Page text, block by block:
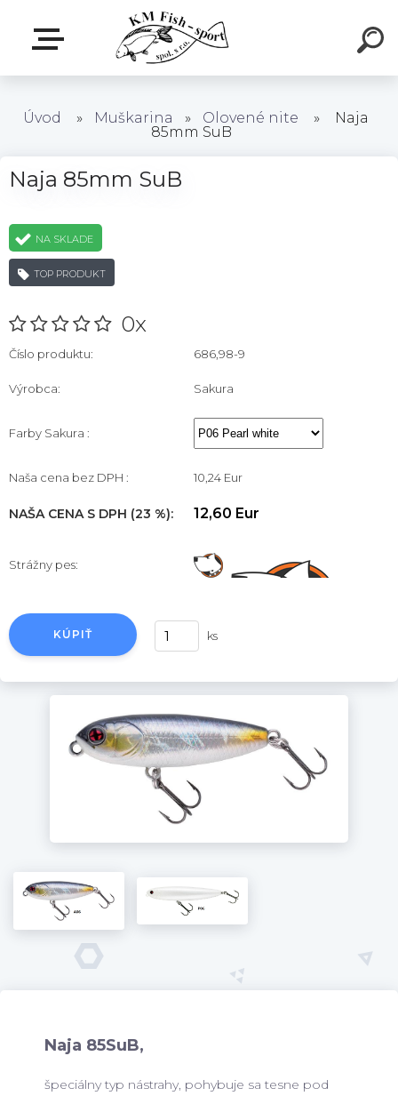
Úvod » Muškarina » Olovené nite »
Naja
85mm SuB
Naja 85mm SuB
NA SKLADE
TOP PRODUKT
0x
Číslo produktu: 686,98-9
Výrobca: Sakura
Farby Sakura :
Naša cena bez DPH : 10,24 Eur
NAŠA CENA S DPH (23 %): 12,60 Eur
Strážny pes:
ks
KÚPIŤ
Naja 85SuB,
špeciálny typ nástrahy, pohybuje sa tesne pod